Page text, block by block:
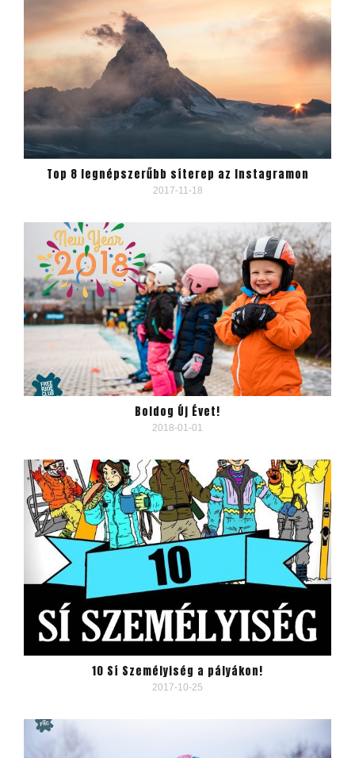
Top 8 legnépszerűbb síterep az Instagramon
2017-11-18
Boldog Új Évet!
2018-01-01
10 Sí Személyiség a pályákon!
2017-10-25